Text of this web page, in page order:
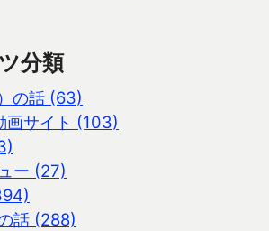
分類
の話 (63)
画サイト (103)
ー (27)
話 (288)